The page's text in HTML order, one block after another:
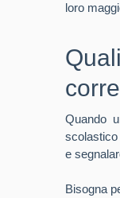
loro
Quando
e
Bisogna